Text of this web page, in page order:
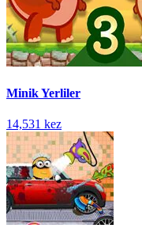
Minik Yerliler
14,531 kez